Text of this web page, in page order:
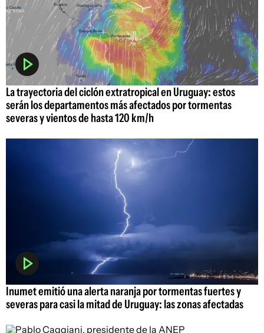
La trayectoria del ciclón extratropical en Uruguay: estos
serán los departamentos más afectados por tormentas
severas y vientos de hasta 120 km/h
Inumet emitió una alerta naranja por tormentas fuertes y
severas para casi la mitad de Uruguay: las zonas afectadas